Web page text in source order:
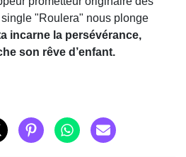
"Roulera" nous plonge
incarne la persévérance,
son rêve d’enfant.